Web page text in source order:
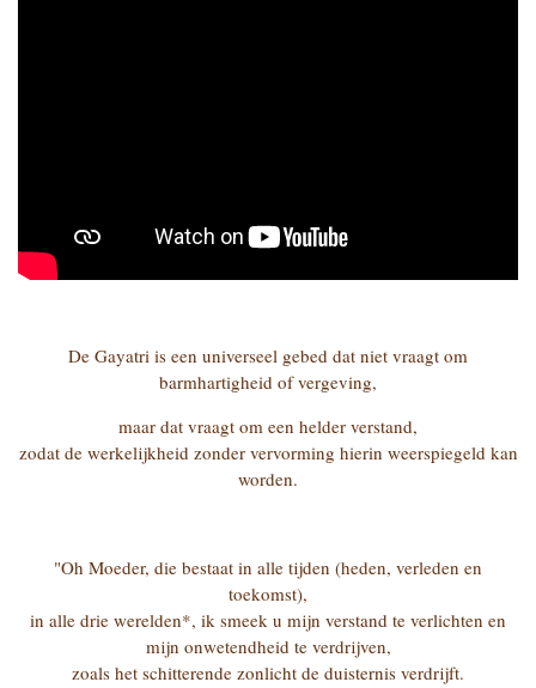
De Gayatri is een universeel gebed dat niet vraagt om
barmhartigheid of vergeving,
maar dat vraagt om een helder verstand,
zodat de werkelijkheid zonder vervorming hierin weerspiegeld kan
worden.
"Oh Moeder, die bestaat in alle tijden (heden, verleden en
toekomst),
in alle drie werelden*, ik smeek u mijn verstand te verlichten en
mijn onwetendheid te verdrijven,
zoals het schitterende zonlicht de duisternis verdrijft.